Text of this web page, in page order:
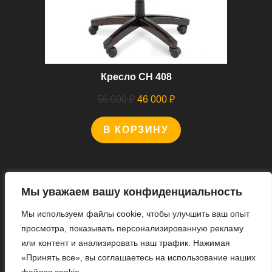
Мы уважаем вашу конфиденциальность
Мы используем файлы cookie, чтобы улучшить ваш опыт
просмотра, показывать персонализированную рекламу
или контент и анализировать наш трафик. Нажимая
«Принять все», вы соглашаетесь на использование наших
Кресло CH 408
56 000₽ Первоначальная
цена
составляла
46 000 ₽Текущая
46
В КОРЗИНУ
Мы В Соцсетях